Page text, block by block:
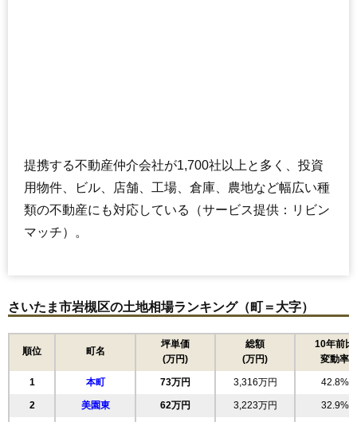
提携する不動産仲介会社が1,700社以上と多く、投資
用物件、ビル、店舗、工場、倉庫、農地など幅広い種
類の不動産にも対応している（サービス提供：リビン
マッチ）。
さいたま市岩槻区の土地相場ランキング（町＝大字）
順位 町名
坪単価
(万円)
総額
(万円)
10年前比
変動率
1 本町 73万円 3,316万円 42.8%
2 美園東 62万円 3,223万円 32.9%